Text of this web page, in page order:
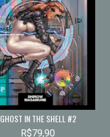
GHOST IN THE SHELL #2
R$79,90